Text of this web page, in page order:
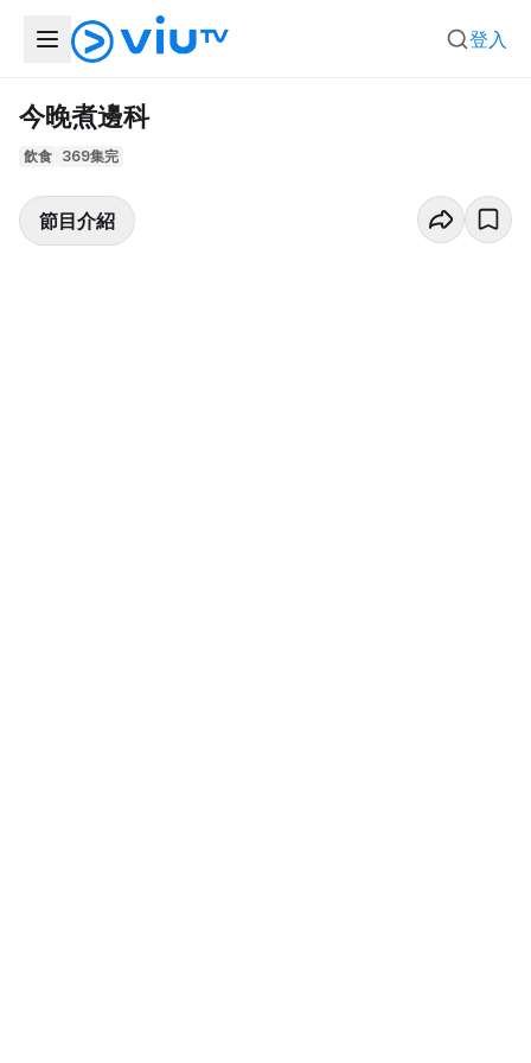
登入
今晚煮邊科
飲食 369集完
節目介紹